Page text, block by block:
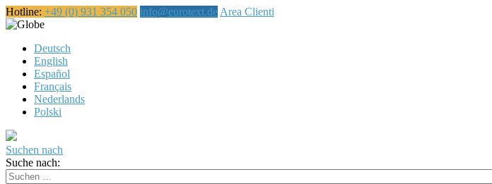
Hotline: +49 (0) 931 354 050 info@eurotext.de Area Clienti
Deutsch
English
Español
Français
Nederlands
Polski
Suchen nach
Suche nach: